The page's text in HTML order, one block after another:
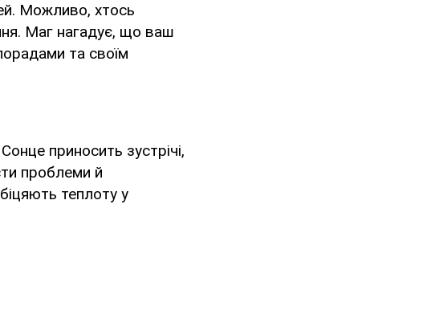
Можливо, хтось
Маг нагадує, що ваш
та своїм
приносить зустрічі,
проблеми й
теплоту у